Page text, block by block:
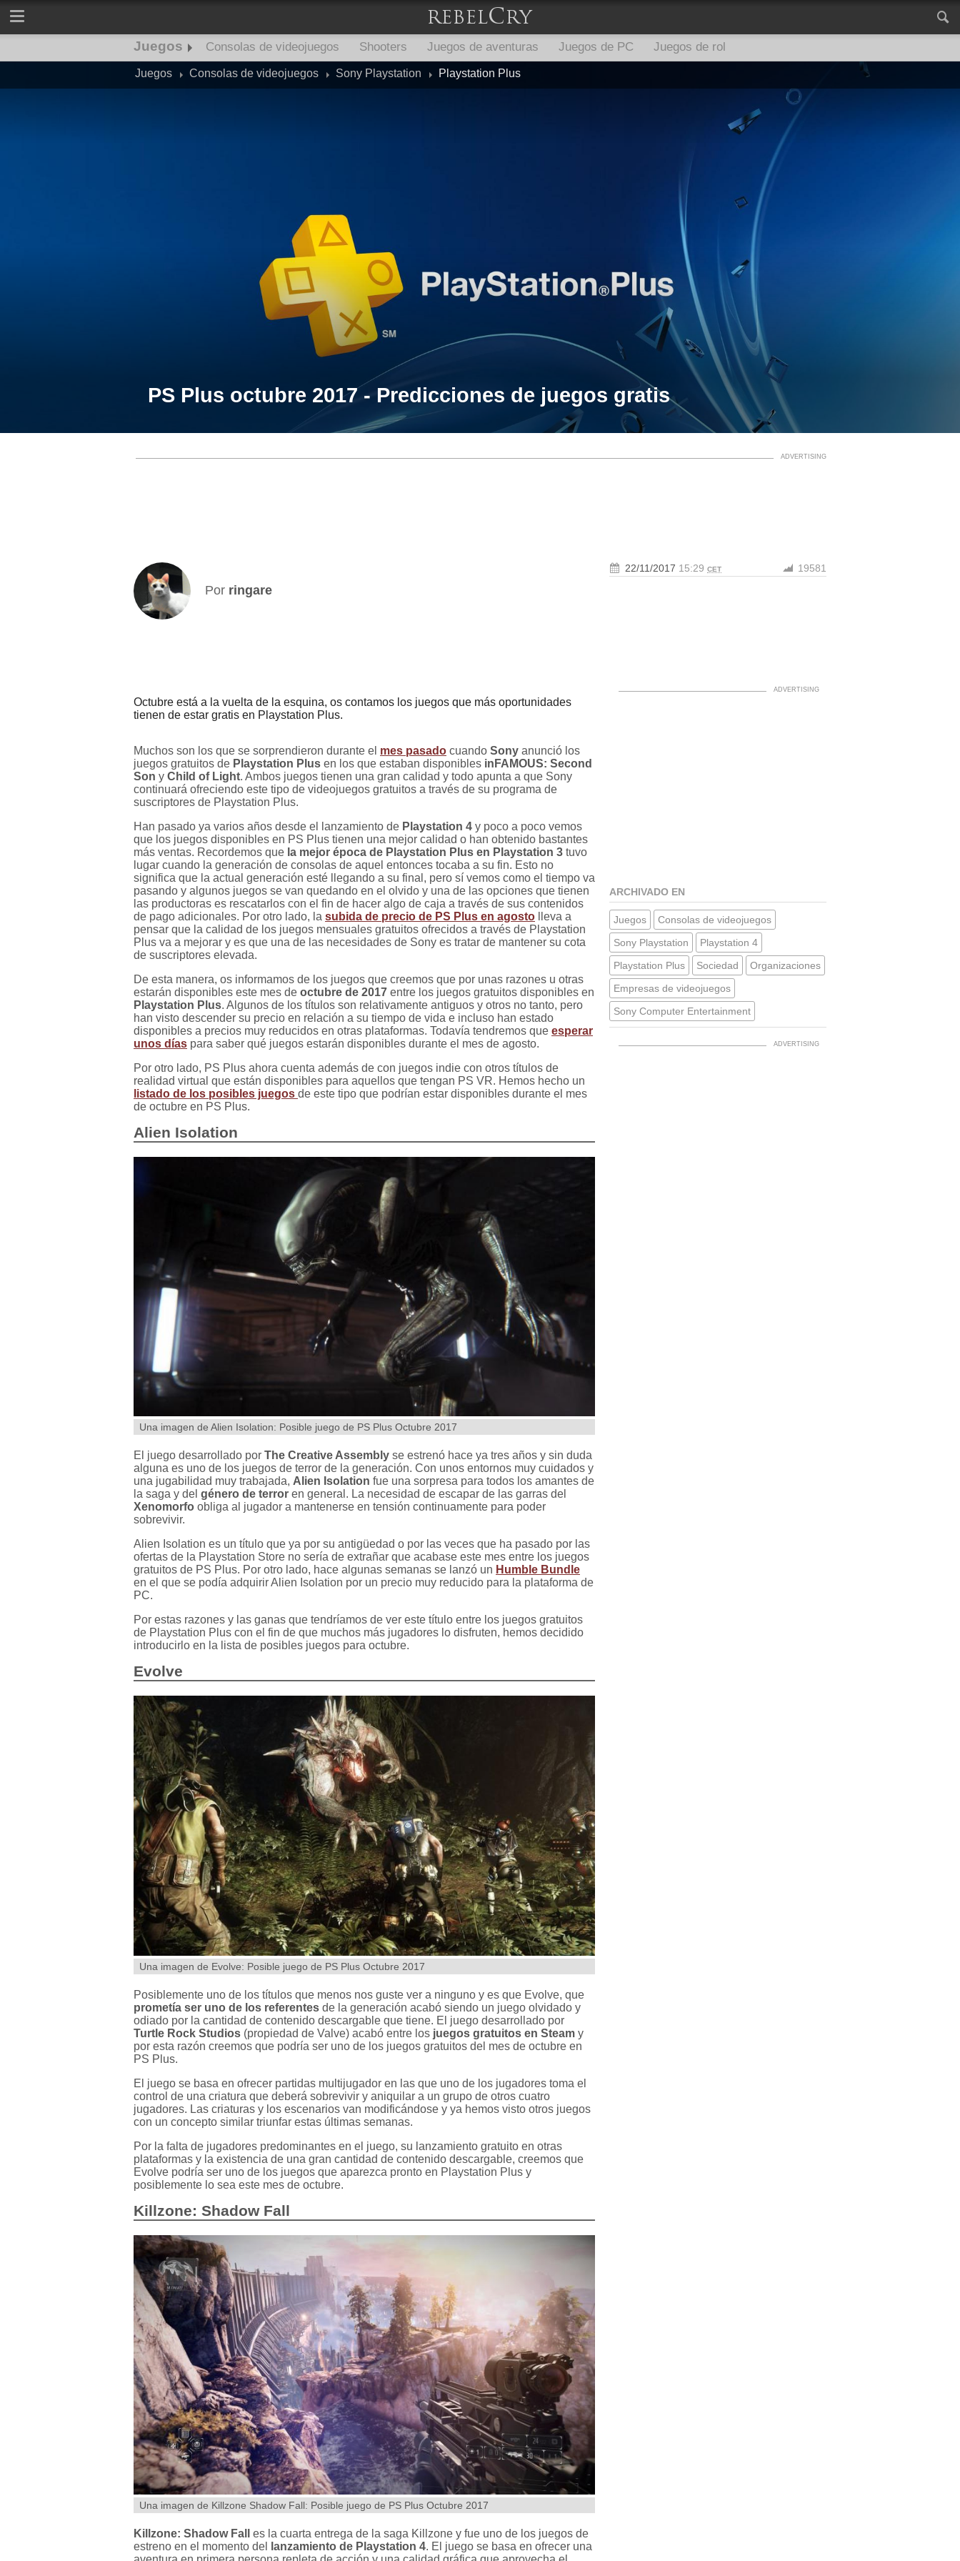
Juegos Consolas de videojuegos Shooters Juegos de aventuras Juegos de PC Juegos de rol
Juegos Consolas de videojuegos Sony Playstation Playstation Plus
PS Plus octubre 2017 - Predicciones de juegos gratis
Por ringare
22/11/2017 15:29 CET 19581
Octubre está a la vuelta de la esquina, os contamos los juegos que más oportunidades
tienen de estar gratis en Playstation Plus.
Muchos son los que se sorprendieron durante el mes pasado cuando Sony anunció los
juegos gratuitos de Playstation Plus en los que estaban disponibles inFAMOUS: Second
Son y Child of Light. Ambos juegos tienen una gran calidad y todo apunta a que Sony
continuará ofreciendo este tipo de videojuegos gratuitos a través de su programa de
suscriptores de Playstation Plus.
Han pasado ya varios años desde el lanzamiento de Playstation 4 y poco a poco vemos
que los juegos disponibles en PS Plus tienen una mejor calidad o han obtenido bastantes
más ventas. Recordemos que la mejor época de Playstation Plus en Playstation 3 tuvo
lugar cuando la generación de consolas de aquel entonces tocaba a su fin. Esto no
significa que la actual generación esté llegando a su final, pero sí vemos como el tiempo va
pasando y algunos juegos se van quedando en el olvido y una de las opciones que tienen
las productoras es rescatarlos con el fin de hacer algo de caja a través de sus contenidos
de pago adicionales. Por otro lado, la subida de precio de PS Plus en agosto lleva a
pensar que la calidad de los juegos mensuales gratuitos ofrecidos a través de Playstation
Plus va a mejorar y es que una de las necesidades de Sony es tratar de mantener su cota
de suscriptores elevada.
De esta manera, os informamos de los juegos que creemos que por unas razones u otras
estarán disponibles este mes de octubre de 2017 entre los juegos gratuitos disponibles en
Playstation Plus. Algunos de los títulos son relativamente antiguos y otros no tanto, pero
han visto descender su precio en relación a su tiempo de vida e incluso han estado
disponibles a precios muy reducidos en otras plataformas. Todavía tendremos que esperar
unos días para saber qué juegos estarán disponibles durante el mes de agosto.
Por otro lado, PS Plus ahora cuenta además de con juegos indie con otros títulos de
realidad virtual que están disponibles para aquellos que tengan PS VR. Hemos hecho un
listado de los posibles juegos de este tipo que podrían estar disponibles durante el mes
de octubre en PS Plus.
Alien Isolation
Una imagen de Alien Isolation: Posible juego de PS Plus Octubre 2017
El juego desarrollado por The Creative Assembly se estrenó hace ya tres años y sin duda
alguna es uno de los juegos de terror de la generación. Con unos entornos muy cuidados y
una jugabilidad muy trabajada, Alien Isolation fue una sorpresa para todos los amantes de
la saga y del género de terror en general. La necesidad de escapar de las garras del
Xenomorfo obliga al jugador a mantenerse en tensión continuamente para poder
sobrevivir.
Alien Isolation es un título que ya por su antigüedad o por las veces que ha pasado por las
ofertas de la Playstation Store no sería de extrañar que acabase este mes entre los juegos
gratuitos de PS Plus. Por otro lado, hace algunas semanas se lanzó un Humble Bundle
en el que se podía adquirir Alien Isolation por un precio muy reducido para la plataforma de
PC.
Por estas razones y las ganas que tendríamos de ver este título entre los juegos gratuitos
de Playstation Plus con el fin de que muchos más jugadores lo disfruten, hemos decidido
introducirlo en la lista de posibles juegos para octubre.
Evolve
Una imagen de Evolve: Posible juego de PS Plus Octubre 2017
Posiblemente uno de los títulos que menos nos guste ver a ninguno y es que Evolve, que
prometía ser uno de los referentes de la generación acabó siendo un juego olvidado y
odiado por la cantidad de contenido descargable que tiene. El juego desarrollado por
Turtle Rock Studios (propiedad de Valve) acabó entre los juegos gratuitos en Steam y
por esta razón creemos que podría ser uno de los juegos gratuitos del mes de octubre en
PS Plus.
El juego se basa en ofrecer partidas multijugador en las que uno de los jugadores toma el
control de una criatura que deberá sobrevivir y aniquilar a un grupo de otros cuatro
jugadores. Las criaturas y los escenarios van modificándose y ya hemos visto otros juegos
con un concepto similar triunfar estas últimas semanas.
Por la falta de jugadores predominantes en el juego, su lanzamiento gratuito en otras
plataformas y la existencia de una gran cantidad de contenido descargable, creemos que
Evolve podría ser uno de los juegos que aparezca pronto en Playstation Plus y
posiblemente lo sea este mes de octubre.
Killzone: Shadow Fall
Una imagen de Killzone Shadow Fall: Posible juego de PS Plus Octubre 2017
Killzone: Shadow Fall
es la cuarta entrega de la saga Killzone y fue uno de los juegos de
estreno en el momento del
lanzamiento de Playstation 4. El juego se basa en ofrecer una
ARCHIVADO EN
Juegos
Consolas de videojuegos
Sony Playstation
Playstation 4
Playstation Plus
Sociedad
Organizaciones
Empresas de videojuegos
Sony Computer Entertainment